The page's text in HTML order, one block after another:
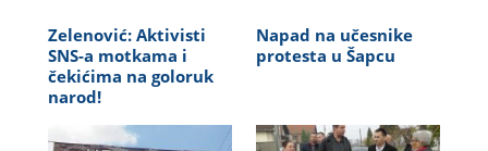
Zelenović: Aktivisti
SNS-a motkama i
čekićima na goloruk
narod!
Napad na učesnike
protesta u Šapcu